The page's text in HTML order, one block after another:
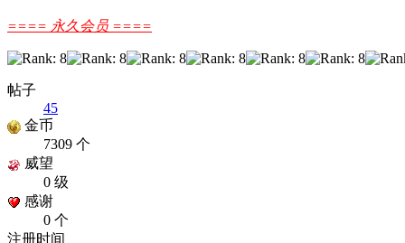
==== 永久会员 ====
帖子
45
金币
7309 个
威望
0 级
感谢
0 个
注册时间